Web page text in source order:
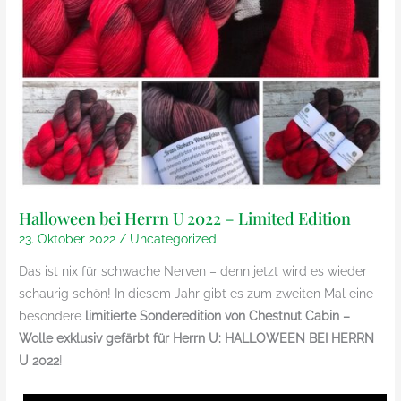
Halloween bei Herrn U 2022 – Limited Edition
23. Oktober 2022/ Uncategorized
Das ist nix für schwache Nerven – denn jetzt wird es wieder
schaurig schön! In diesem Jahr gibt es zum zweiten Mal eine
besondere limitierte Sonderedition von Chestnut Cabin –
Wolle exklusiv gefärbt für Herrn U: HALLOWEEN BEI HERRN
U 2022!